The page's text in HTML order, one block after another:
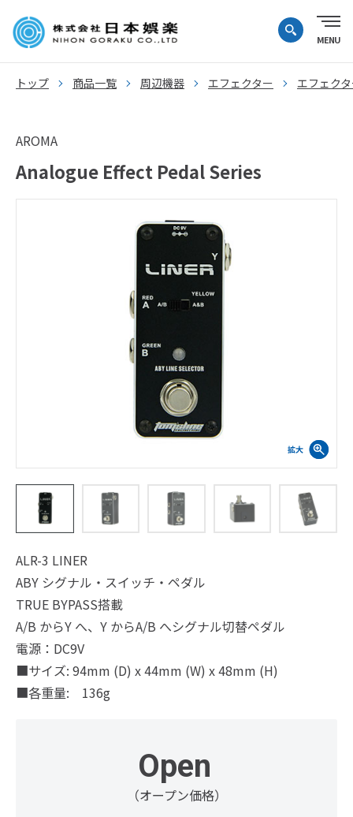
トップ 商品一覧 周辺機器 エフェクター エフェク
AROMA
Analogue Effect Pedal Series
ALR-3 LINER
ABY シグナル・スイッチ・ペダル
TRUE BYPASS搭載
A/B からY へ、Y からA/B へシグナル切替ペダル
電源：DC9V
■サイズ: 94mm (D) x 44mm (W) x 48mm (H)
■各重量: 136g
Open
（オープン価格）